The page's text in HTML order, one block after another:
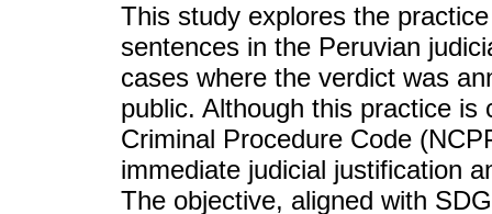
This study explores the
sentences in the Peruvian
cases where the verdict was
public. Although this practice
Criminal Procedure Code
immediate judicial justification
The objective, aligned with